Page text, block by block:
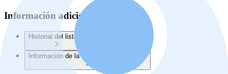
Información adicional
Historial del listado
Información de la Junta de Planificación